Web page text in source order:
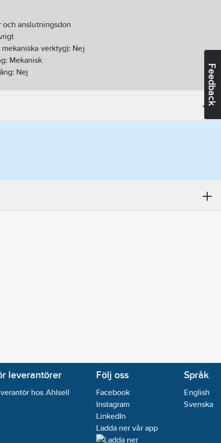
Feedback
och anslutningsdon
verktyg): Nej
Mekanisk
Nej
leverantörer
hos Ahlsell
Följ oss
Facebook
Instagram
LinkedIn
Ladda ner vår app
Språk
English
Svenska